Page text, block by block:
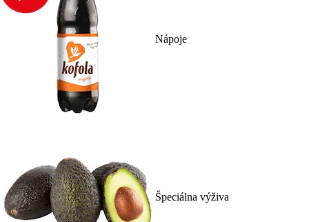
Nápoje
Špeciálna výživa